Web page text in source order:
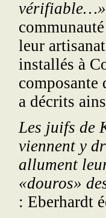
leur
installés à
a décrits
«Les juifs
viennent y
allument
«douros»
Eberhardt